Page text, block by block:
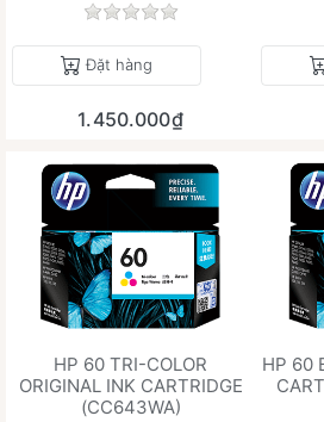
Chưa có đánh giá nào
Đặt hàng
1.450.000₫
HP 60 TRI-COLOR
ORIGINAL INK CARTRIDGE
(CC643WA)
HP 60